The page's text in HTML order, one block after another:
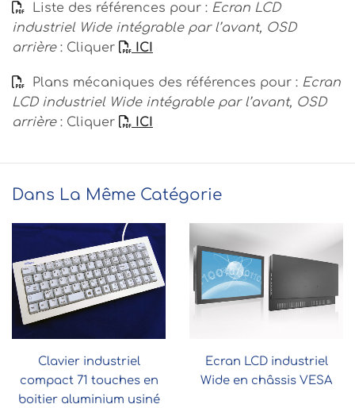
Liste des références pour : Ecran LCD
industriel Wide intégrable par l’avant, OSD
arrière: Cliquer ICI
Plans mécaniques des références pour : Ecran
LCD industriel Wide intégrable par l’avant, OSD
arrière: Cliquer ICI
Dans La Même Catégorie
Clavier industriel
compact 71 touches en
boitier aluminium usiné
Ecran LCD industriel
Wide en châssis VESA